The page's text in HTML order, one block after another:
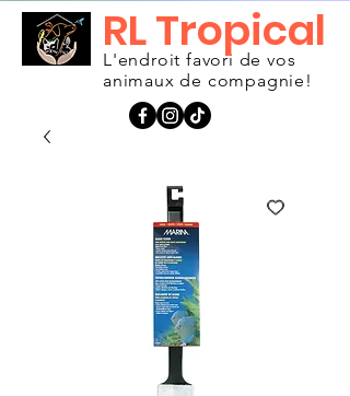
L'endroit favori de vos
animaux de compagnie!
RL Tropical